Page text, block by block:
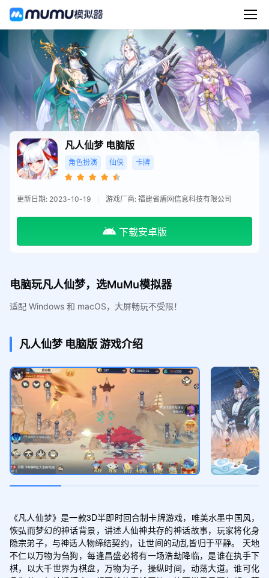
凡人仙梦 电脑版
角色扮演 仙侠 卡牌
更新日期: 2023-10-19 游戏厂商: 福建省盾网信息科技有限公司
下载安卓版
电脑玩凡人仙梦，选MuMu模拟器
适配 Windows 和 macOS，大屏畅玩不受限！
凡人仙梦 电脑版游戏介绍
《凡人仙梦》是一款3D半即时回合制卡牌游戏，唯美水墨中国风，
恢弘而梦幻的神话背景，讲述人仙神共存的神话故事，玩家将化身
隐宗弟子，与神话人物缔结契约，让世间的动乱皆归于平静。 天地
不仁以万物为刍狗，每逢昌盛必将有一场浩劫降临，是谁在执手下
棋，以大千世界为棋盘，万物为子，操纵时间，动荡大道。谁可化